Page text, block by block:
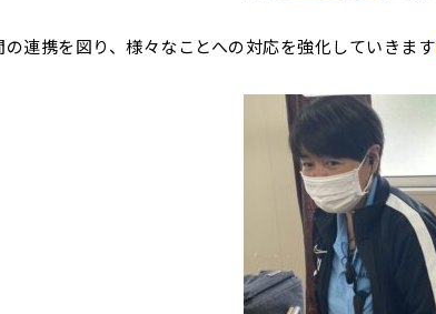
の連携を図り、様々なことへの対応を強化していきます